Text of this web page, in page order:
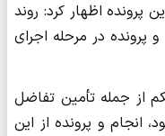
پرونده اظهار کرد: روند
در مرحله اجرای
از جمله تأمین تفاضل
انجام و پرونده از این